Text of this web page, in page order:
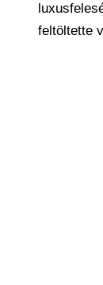
feltöltette